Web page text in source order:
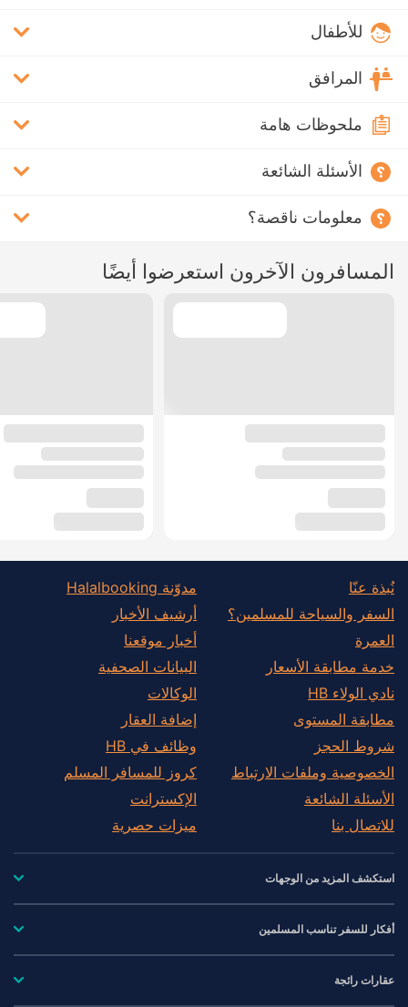
للأطفال
المرافق
ملحوظات هامة
الأسئلة الشائعة
معلومات ناقصة؟
المسافرون الآخرون استعرضوا أيضًا
نُبذة عنّا
السفر والسياحة للمسلمين؟
العمرة
خدمة مطابقة الأسعار
نادي الولاء HB
مطابقة المستوى
شروط الحجز
الخصوصية وملفات الارتباط
الأسئلة الشائعة
للاتصال بنا
مدوّنة Halalbooking
أرشيف الأخبار
أخبار موقعنا
البيانات الصحفية
الوكالات
إضافة العقار
وظائف في HB
كروز للمسافر المسلم
الإكسترانت
ميزات حصرية
استكشف المزيد من الوجهات
أفكار للسفر تناسب المسلمين
عقارات رائجة